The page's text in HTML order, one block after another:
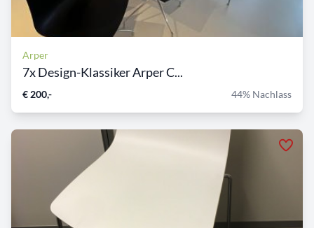
Arper
7x Design-Klassiker Arper C...
€ 200,- 44% Nachlass